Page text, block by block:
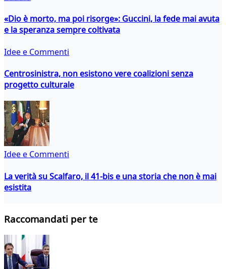
«Dio è morto, ma poi risorge»: Guccini, la fede mai avuta
e la speranza sempre coltivata
Idee e Commenti
Centrosinistra, non esistono vere coalizioni senza
progetto culturale
Idee e Commenti
La verità su Scalfaro, il 41-bis e una storia che non è mai
esistita
Raccomandati per te